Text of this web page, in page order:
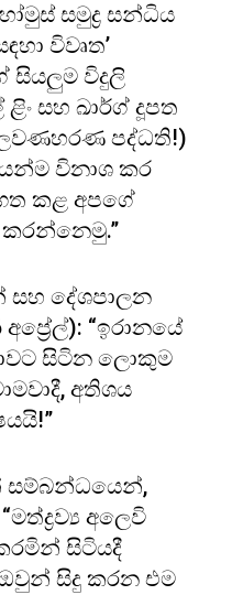
සමුද්‍ර සන්ධිය
විවෘත’
විදුලි
සහ ඛාර්ග් දූපත
පද්ධති!)
විනාශ කර
කළ අපගේ
කරන්නෙමු.”
දේශපාලන
“ඉරානයේ
සිටින ලොකුම
අතිශය
සම්බන්ධයෙන්,
අලෙවි
සිටියදී
සිදු කරන එම